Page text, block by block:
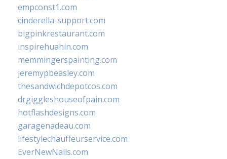
empconst1.com
cinderella-support.com
bigpinkrestaurant.com
inspirehuahin.com
memmingerspainting.com
jeremypbeasley.com
thesandwichdepotcos.com
drgiggleshouseofpain.com
hotflashdesigns.com
garagenadeau.com
lifestylechauffeurservice.com
EverNewNails.com